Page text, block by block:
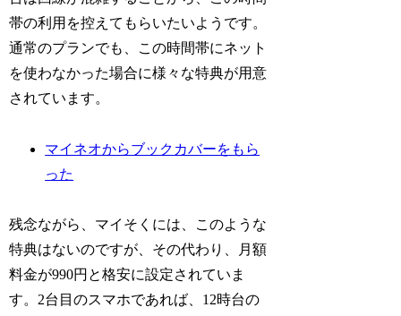
帯の利用を控えてもらいたいようです。
通常のプランでも、この時間帯にネット
を使わなかった場合に様々な特典が用意
されています。
マイネオからブックカバーをもら
った
残念ながら、マイそくには、このような
特典はないのですが、その代わり、月額
料金が990円と格安に設定されていま
す。2台目のスマホであれば、12時台の